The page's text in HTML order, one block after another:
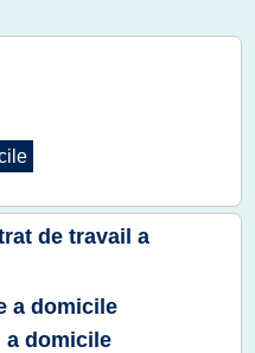
de travail a
a domicile
a domicile